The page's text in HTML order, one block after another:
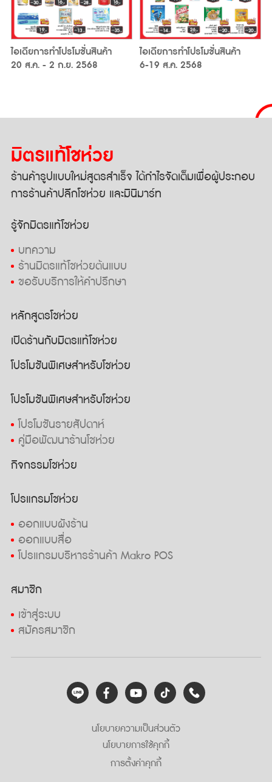
ไอเดียการทำโปรโมชั่นสินค้า
20 ส.ค. - 2 ก.ย. 2568
ไอเดียการทำโปรโมชั่นสินค้า
6-19 ส.ค. 2568
มิตรแท้โชห่วย
ร้านค้ารูปแบบใหม่สูตรสำเร็จ ได้กำไรจัดเต็มเพื่อผู้ประกอบ
การร้านค้าปลีกโชห่วย และมินิมาร์ท
รู้จักมิตรแท้โชห่วย
บทความ
ร้านมิตรแท้โชห่วยต้นแบบ
ขอรับบริการให้คำปรึกษา
หลักสูตรโชห่วย
เปิดร้านกับมิตรแท้โชห่วย
โปรโมชันพิเศษสำหรับโชห่วย
โปรโมชันพิเศษสำหรับโชห่วย
โปรโมชันรายสัปดาห์
คู่มือพัฒนาร้านโชห่วย
กิจกรรมโชห่วย
โปรแกรมโชห่วย
ออกแบบผังร้าน
ออกแบบสื่อ
โปรแกรมบริหารร้านค้า Makro POS
สมาชิก
เข้าสู่ระบบ
สมัครสมาชิก
นโยบายความเป็นส่วนตัว
นโยบายการใช้คุกกี้
การตั้งค่าคุกกี้